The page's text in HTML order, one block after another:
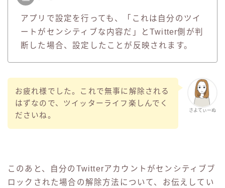
アプリで設定を行っても、「これは自分のツイ
ートがセンシティブな内容だ」とTwitter側が判
断した場合、設定したことが反映されます。
さよてぃーぬ
お疲れ様でした。これで無事に解除される
はずなので、ツイッターライフ楽しんでく
ださいね。
このあと、自分のTwitterアカウントがセンシティブブ
ロックされた場合の解除方法について、お伝えしてい